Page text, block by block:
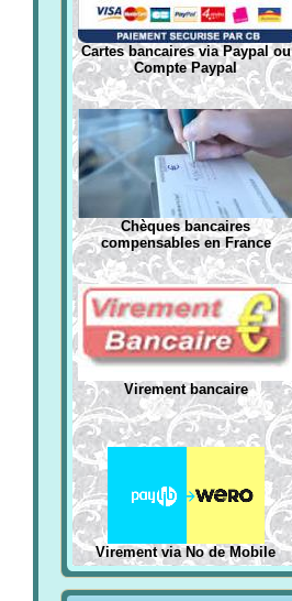
Cartes bancaires via Paypal ou
Compte Paypal
Chèques bancaires
compensables en France
Virement bancaire
Virement via No de Mobile